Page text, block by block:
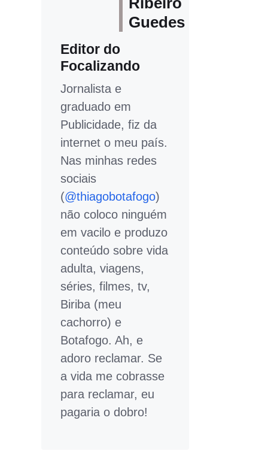
Guedes
Editor do
Focalizando
Jornalista e
graduado em
Publicidade, fiz da
internet o meu país.
Nas minhas redes
sociais
(@thiagobotafogo)
não coloco ninguém
em vacilo e produzo
conteúdo sobre vida
adulta, viagens,
séries, filmes, tv,
Biriba (meu
cachorro) e
Botafogo. Ah, e
adoro reclamar. Se
a vida me cobrasse
para reclamar, eu
pagaria o dobro!